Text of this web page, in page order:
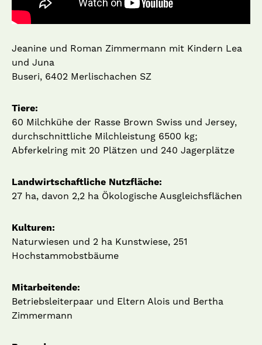
Jeanine und Roman Zimmermann mit Kindern Lea
und Juna
Buseri, 6402 Merlischachen SZ
Tiere:
60 Milchkühe der Rasse Brown Swiss und Jersey,
durchschnittliche Milchleistung 6500 kg;
Abferkelring mit 20 Plätzen und 240 Jagerplätze
Landwirtschaftliche Nutzfläche:
27 ha, davon 2,2 ha Ökologische Ausgleichsflächen
Kulturen:
Naturwiesen und 2 ha Kunstwiese, 251
Hochstammobstbäume
Mitarbeitende:
Betriebsleiterpaar und Eltern Alois und Bertha
Zimmermann